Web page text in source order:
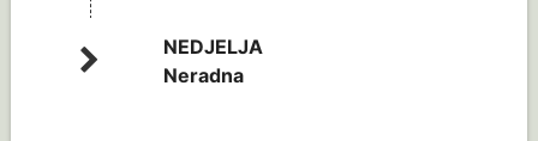
NEDJELJA
Neradna